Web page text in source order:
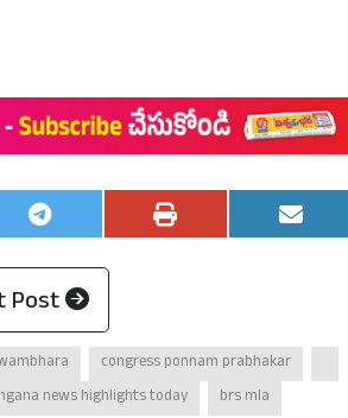
Post
congress ponnam prabhakar
news highlights today
brs mla